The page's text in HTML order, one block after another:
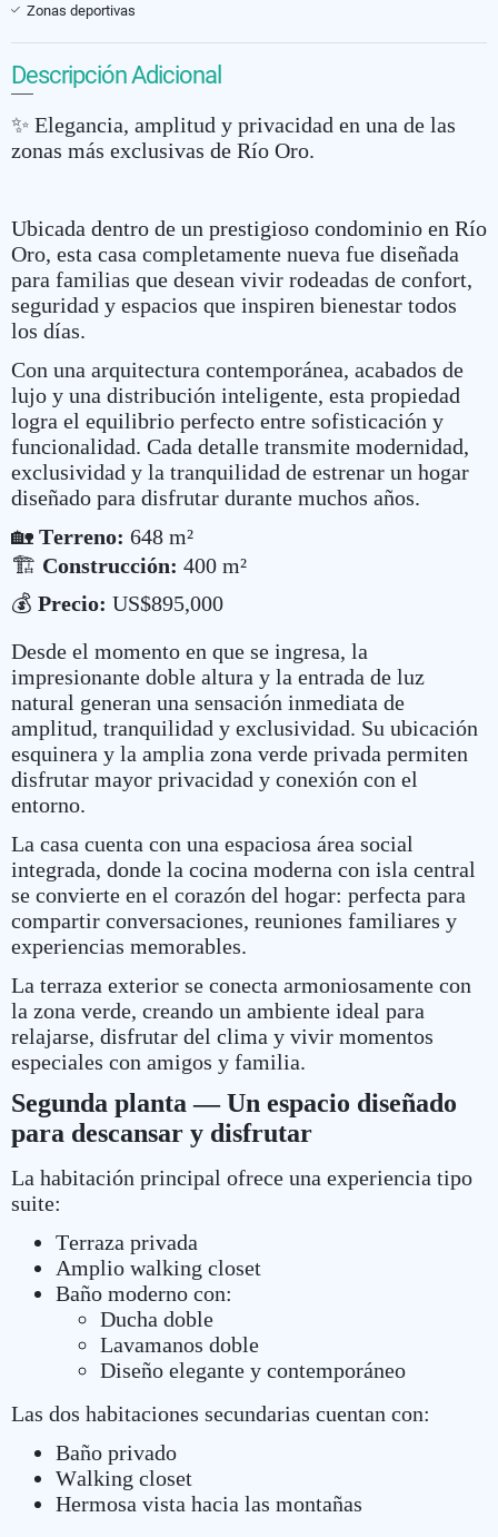
Zonas deportivas
Descripción Adicional
✨ Elegancia, amplitud y privacidad en una de las
zonas más exclusivas de Río Oro.
Ubicada dentro de un prestigioso condominio en Río
Oro, esta casa completamente nueva fue diseñada
para familias que desean vivir rodeadas de confort,
seguridad y espacios que inspiren bienestar todos
los días.
Con una arquitectura contemporánea, acabados de
lujo y una distribución inteligente, esta propiedad
logra el equilibrio perfecto entre sofisticación y
funcionalidad. Cada detalle transmite modernidad,
exclusividad y la tranquilidad de estrenar un hogar
diseñado para disfrutar durante muchos años.
🏡 Terreno: 648 m²
🏗️ Construcción: 400 m²
💰 Precio: US$895,000
Desde el momento en que se ingresa, la
impresionante doble altura y la entrada de luz
natural generan una sensación inmediata de
amplitud, tranquilidad y exclusividad. Su ubicación
esquinera y la amplia zona verde privada permiten
disfrutar mayor privacidad y conexión con el
entorno.
La casa cuenta con una espaciosa área social
integrada, donde la cocina moderna con isla central
se convierte en el corazón del hogar: perfecta para
compartir conversaciones, reuniones familiares y
experiencias memorables.
La terraza exterior se conecta armoniosamente con
la zona verde, creando un ambiente ideal para
relajarse, disfrutar del clima y vivir momentos
especiales con amigos y familia.
Segunda planta — Un espacio diseñado
para descansar y disfrutar
La habitación principal ofrece una experiencia tipo
suite:
Terraza privada
Amplio walking closet
Baño moderno con:
Ducha doble
Lavamanos doble
Diseño elegante y contemporáneo
Las dos habitaciones secundarias cuentan con:
Baño privado
Walking closet
Hermosa vista hacia las montañas